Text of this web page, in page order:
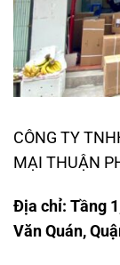
CÔNG TY
MẠI THUẬN
Địa chỉ: Tầng
Văn Quán,